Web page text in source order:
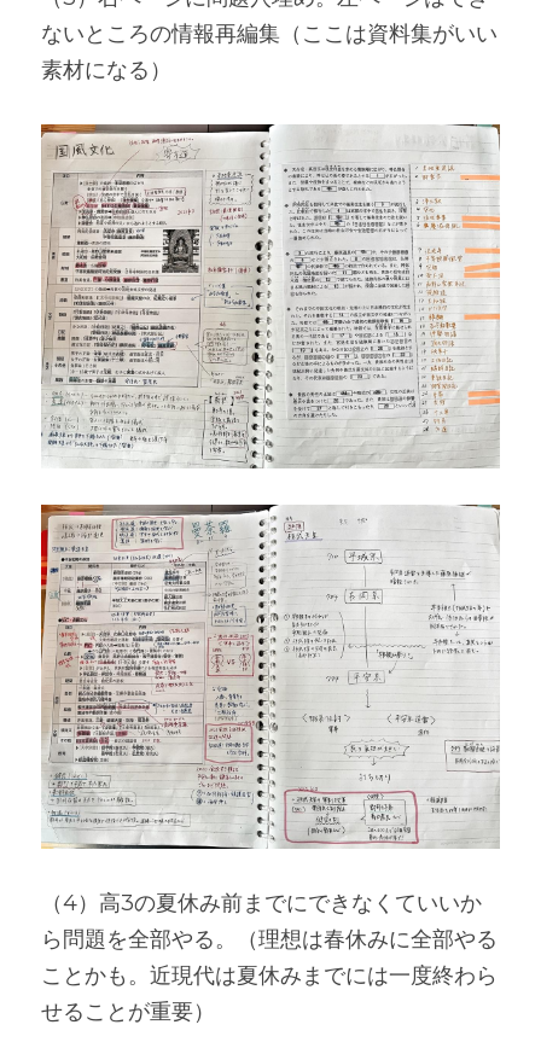
ないところの情報再編集（ここは資料集がいい
素材になる）
（4）高3の夏休み前までにできなくていいか
ら問題を全部やる。（理想は春休みに全部やる
ことかも。近現代は夏休みまでには一度終わら
せることが重要）